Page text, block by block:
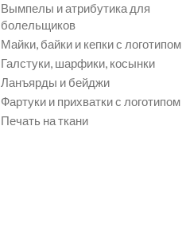
Вымпелы и атрибутика для
болельщиков
Майки, байки и кепки с логотипом
Галстуки, шарфики, косынки
Ланъярды и бейджи
Фартуки и прихватки с логотипом
Печать на ткани